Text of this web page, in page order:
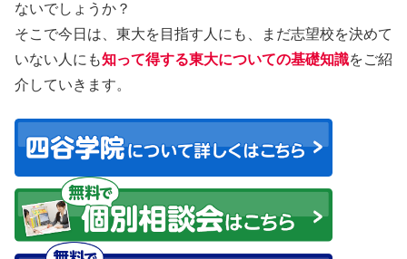
ないでしょうか？
そこで今日は、東大を目指す人にも、まだ志望校を決めて
いない人にも知って得する東大についての基礎知識をご紹
介していきます。